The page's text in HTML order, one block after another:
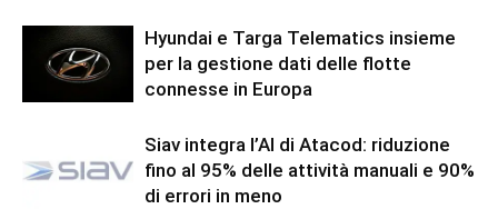
Hyundai e Targa Telematics insieme
per la gestione dati delle flotte
connesse in Europa
Siav integra l’AI di Atacod: riduzione
fino al 95% delle attività manuali e 90%
di errori in meno